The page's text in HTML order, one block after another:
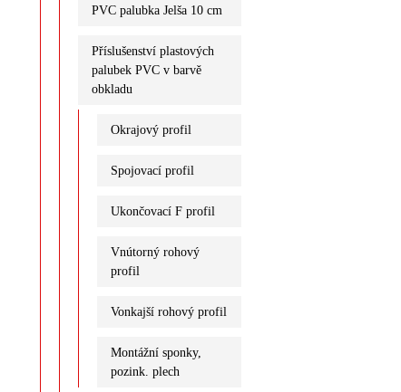
PVC palubka Jelša 10 cm
Příslušenství plastových
palubek PVC v barvě
obkladu
Okrajový profil
Spojovací profil
Ukončovací F profil
Vnútorný rohový
profil
Vonkajší rohový profil
Montážní sponky,
pozink. plech